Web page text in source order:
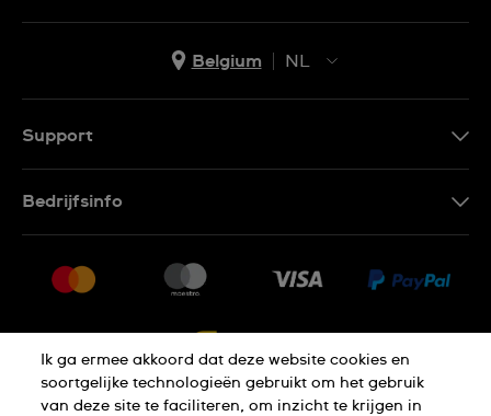
Belgium
NL
Support
Retournering
Verkoopvoorwaarden
Annulering van de overeenkomst
Bedrijfsinfo
Vacatures
Ik ga ermee akkoord dat deze website cookies en
soortgelijke technologieën gebruikt om het gebruik
van deze site te faciliteren, om inzicht te krijgen in